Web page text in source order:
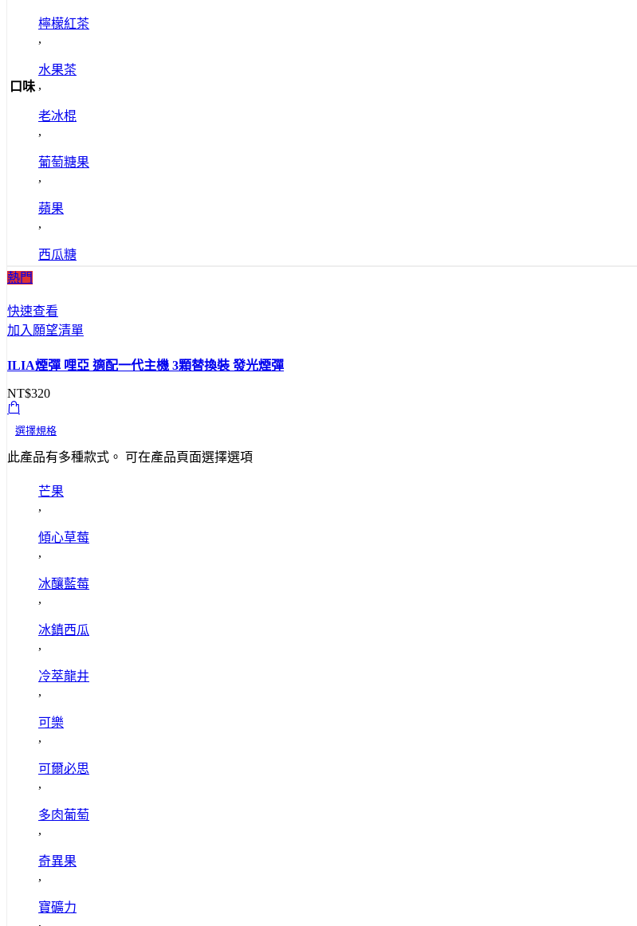
口味
檸檬紅茶
,
水果茶
,
老冰棍
,
葡萄糖果
,
蘋果
,
西瓜糖
熱門
快速查看
加入願望清單
ILIA煙彈 哩亞 適配一代主機 3顆替換裝 發光煙彈
NT$320
選擇規格
此產品有多種款式。 可在產品頁面選擇選項
芒果
,
傾心草莓
,
冰釀藍莓
,
冰鎮西瓜
,
冷萃龍井
,
可樂
,
可爾必思
,
多肉葡萄
,
奇異果
,
寶礦力
,